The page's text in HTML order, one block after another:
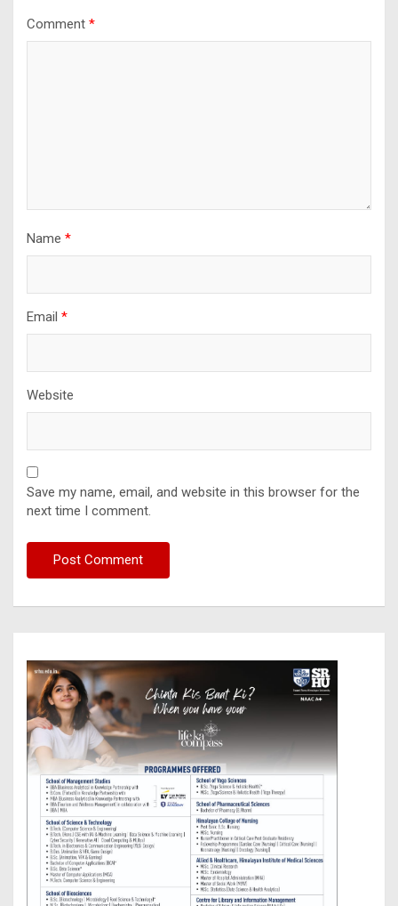
Comment *
Name *
Email *
Website
Save my name, email, and website in this browser for the
next time I comment.